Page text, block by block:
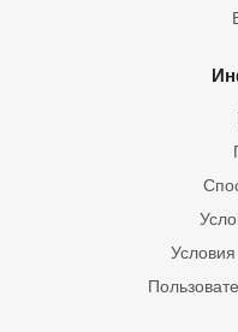
Условия